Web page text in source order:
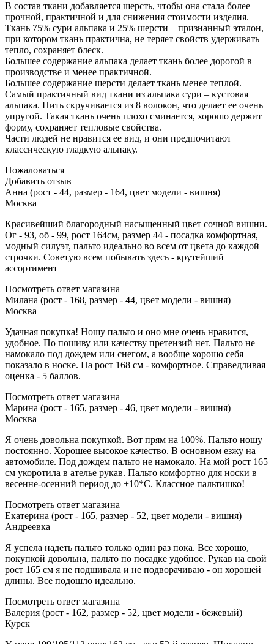
В состав ткани добавляется шерсть, чтобы она стала более
прочной, практичной и для снижения стоимости изделия.
Ткань 75% сури альпака и 25% шерсти – признанный эталон,
при котором ткань практична, не теряет свойств удерживать
тепло, сохраняет блеск.
Большее содержание альпака делает ткань более дорогой в
производстве и менее практичной.
Большее содержание шерсти делает ткань менее теплой.
Самый практичный вид ткани из альпака сури – кустовая
альпака. Нить скручивается из 8 волокон, что делает ее очень
упругой. Такая ткань очень плохо сминается, хорошо держит
форму, сохраняет тепловые свойства.
Части людей не нравится ее вид, и они предпочитают
классическую гладкую альпаку.
Пожаловаться
Добавить отзыв
Анна (рост - 44, размер - 164, цвет модели - вишня)
Москва
Красивейший благородный насыщенный цвет сочной вишни.
Ог - 93, об - 99, рост 164см, размер 44 - посадка комфортная,
модный силуэт, пальто идеально во всем от цвета до каждой
строчки. Советую всем побывать здесь - крутейший
ассортимент
Посмотреть ответ магазина
Милана (рост - 168, размер - 44, цвет модели - вишня)
Москва
Удачная покупка! Ношу пальто и оно мне очень нравится,
удобное. По пошиву или качеству претензий нет. Пальто не
намокало под дождем или снегом, а вообще хорошо себя
показало в носке. На рост 168 см - комфортное. Справедливая
оценка - 5 баллов.
Посмотреть ответ магазина
Марина (рост - 165, размер - 46, цвет модели - вишня)
Москва
Я очень довольна покупкой. Вот прям на 100%. Пальто ношу
постоянно. Хорошее высокое качество. В основном езжу на
автомобиле. Под дождем пальто не намокало. На мой рост 165
см укоротила в ателье рукав. Пальто комфортно для носки в
весенне-осенний период до +10*С. Классное пальтишко!
Посмотреть ответ магазина
Екатерина (рост - 165, размер - 52, цвет модели - вишня)
Андреевка
Я успела надеть пальто только один раз пока. Все хорошо,
покупкой довольна, пальто по посадке удобное. Рукав на свой
рост 165 см я не подшивала и не подворачиваю - он хорошей
длины. Все подошло идеально.
Посмотреть ответ магазина
Валерия (рост - 162, размер - 52, цвет модели - бежевый)
Курск